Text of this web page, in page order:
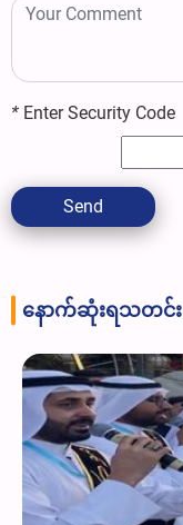
* Enter Security Code
Send
နောက်ဆုံးရသတင်း